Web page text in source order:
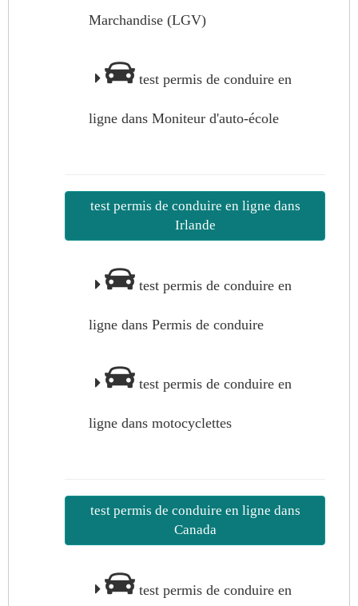
Marchandise (LGV)
test permis de conduire en
ligne dans Moniteur d'auto-école
test permis de conduire en ligne dans
Irlande
test permis de conduire en
ligne dans Permis de conduire
test permis de conduire en
ligne dans motocyclettes
test permis de conduire en ligne dans
Canada
test permis de conduire en